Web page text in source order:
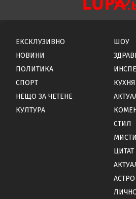
ЕКСКЛУЗИВНО
НОВИНИ
ПОЛИТИКА
СПОРТ
НЕЩО ЗА ЧЕТЕНЕ
КУЛТУРА
ШОУ
КУХНЯ
СТИЛ
АСТРО